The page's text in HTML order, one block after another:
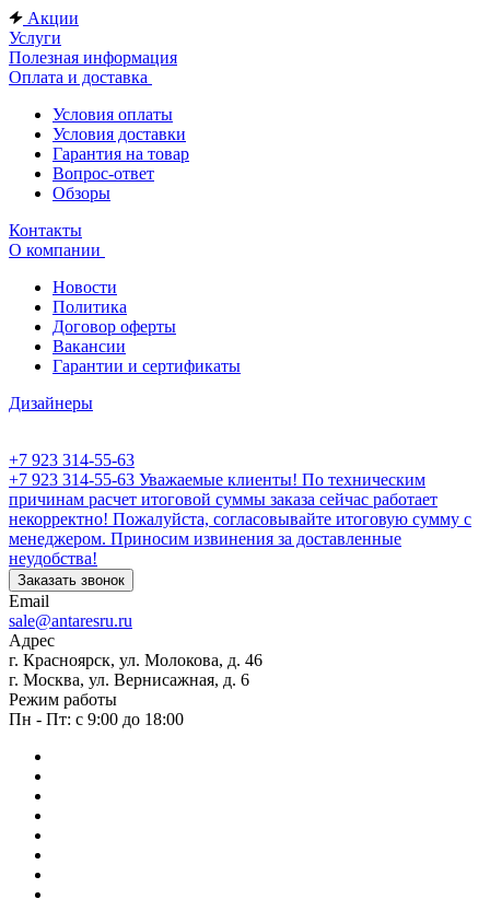
Акции
Услуги
Полезная информация
Оплата и доставка
Условия оплаты
Условия доставки
Гарантия на товар
Вопрос-ответ
Обзоры
Контакты
О компании
Новости
Политика
Договор оферты
Вакансии
Гарантии и сертификаты
Дизайнеры
+7 923 314-55-63
+7 923 314-55-63 Уважаемые клиенты! По техническим
причинам расчет итоговой суммы заказа сейчас работает
некорректно! Пожалуйста, согласовывайте итоговую сумму с
менеджером. Приносим извинения за доставленные
неудобства!
Заказать звонок
Email
sale@antaresru.ru
Адрес
г. Красноярск, ул. Молокова, д. 46
г. Москва, ул. Вернисажная, д. 6
Режим работы
Пн - Пт: с 9:00 до 18:00